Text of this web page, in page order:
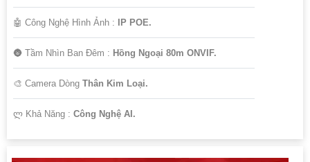
🤖️ Công Nghệ Hình Ảnh : IP POE.
🌚 Tầm Nhìn Ban Đêm : Hồng Ngoại 80m ONVIF.
🎨 Camera Dòng Thân Kim Loại.
️ლ Khả Năng : Công Nghệ AI.